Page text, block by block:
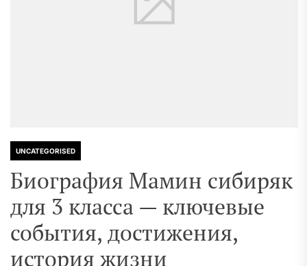
UNCATEGORISED
Биография Мамин сибиряк
для 3 класса — ключевые
события, достижения,
история жизни